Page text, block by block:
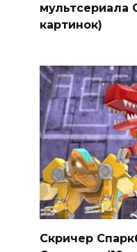
мультсериала
картинок)
Скричер